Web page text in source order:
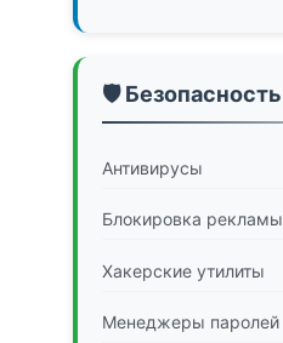
🛡️ Безопасность
Антивирусы
Блокировка рекламы
Хакерские утилиты
Менеджеры паролей